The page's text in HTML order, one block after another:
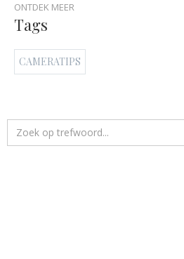
ONTDEK MEER
Tags
CAMERATIPS